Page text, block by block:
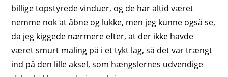
billige topstyrede vinduer, og de har altid været
nemme nok at åbne og lukke, men jeg kunne også se,
da jeg kiggede nærmere efter, at der ikke havde
været smurt maling på i et tykt lag, så det var trængt
ind på den lille aksel, som hængslernes udvendige